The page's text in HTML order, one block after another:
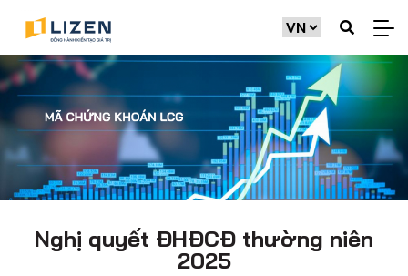
Nghị quyết ĐHĐCĐ thường niên
2025